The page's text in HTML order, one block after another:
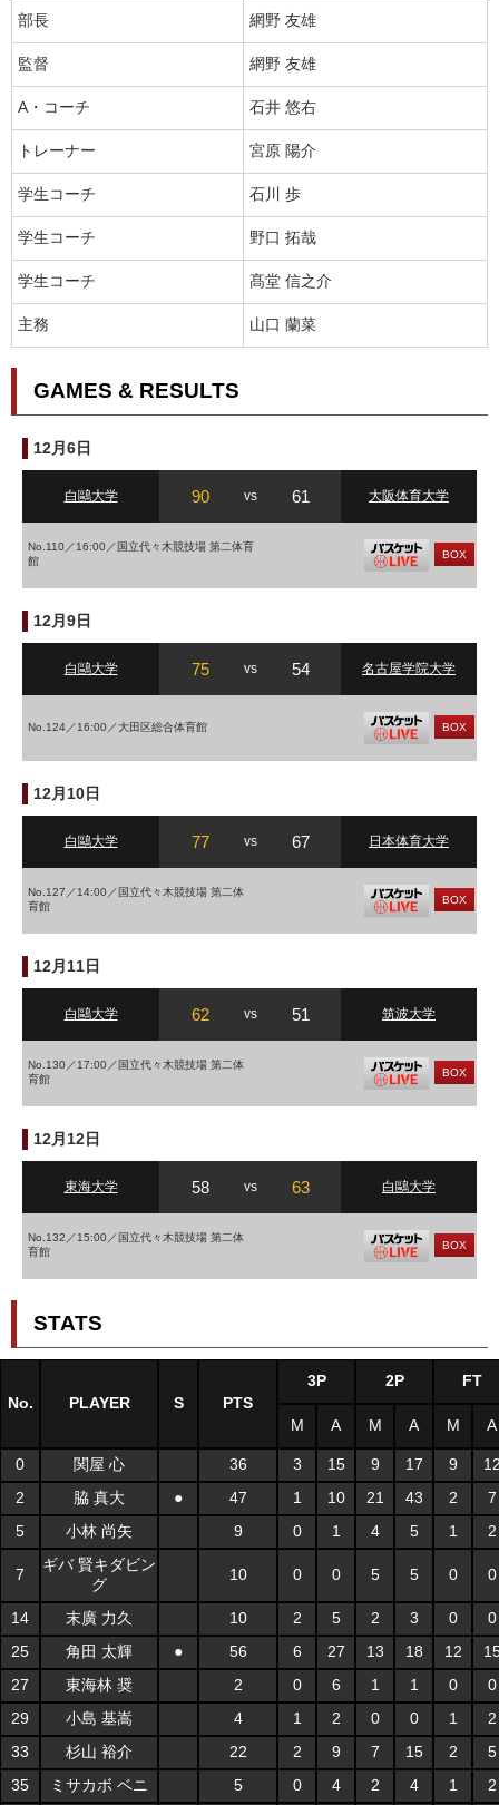
部長 網野 友雄
監督 網野 友雄
A・コーチ 石井 悠右
トレーナー 宮原 陽介
学生コーチ 石川 歩
学生コーチ 野口 拓哉
学生コーチ 髙堂 信之介
主務 山口 蘭菜
GAMES & RESULTS
12月6日
白鷗大学 90 vs 61 大阪体育大学
No.110／16:00／国立代々木競技場 第二体育
館
BOX
12月9日
白鷗大学 75 vs 54 名古屋学院大学
No.124／16:00／大田区総合体育館 BOX
12月10日
白鷗大学 77 vs 67 日本体育大学
No.127／14:00／国立代々木競技場 第二体
育館
BOX
12月11日
白鷗大学 62 vs 51 筑波大学
No.130／17:00／国立代々木競技場 第二体
育館
BOX
12月12日
東海大学 58 vs 63 白鷗大学
No.132／15:00／国立代々木競技場 第二体
育館
BOX
STATS
No. PLAYER S PTS
3P 2P FT
M A M A M A
0 関屋 心 36 3 15 9 17 9
2
脇 真大 ● 47 1 10 21 43 2
7
5
小林 尚矢 9 0 1 4 5 1 2
7
ギバ 賢キダビン
グ
10 0 0 5 5 0 0
14 末廣 力久 10 2 5 2 3 0
0
25
角田 太輝 ● 56 6 27 13 18 12
27
東海林 奨 2 0 6 1 1 0
0
29
小島 基嵩 4 1 2 0 0 1
2
33
杉山 裕介 22 2 9 7 15 2
5
35
ミサカボ ベニ 5 0 4 2 4 1 2